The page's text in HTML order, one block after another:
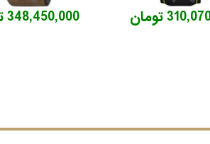
348,450,000 تومان تومان